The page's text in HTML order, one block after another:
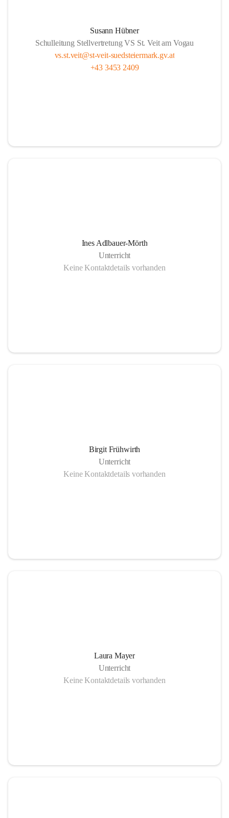
Susann Hübner
Schulleitung Stellvertretung VS St. Veit am Vogau
vs.st.veit@st-veit-suedsteiermark.gv.at
+43 3453 2409
Ines Adlbauer-Mörth
Unterricht
Keine Kontaktdetails vorhanden
Birgit Frühwirth
Unterricht
Keine Kontaktdetails vorhanden
Laura Mayer
Unterricht
Keine Kontaktdetails vorhanden